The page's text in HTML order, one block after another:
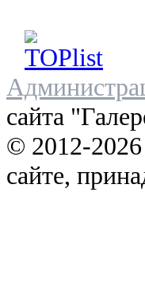
сайта
© 2012-2026
сайте,